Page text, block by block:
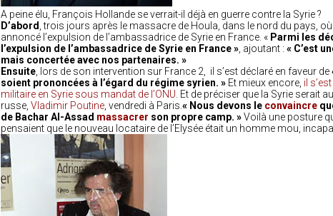
A peine élu, François Hollande se verrait-il déjà en guerre contre la Syrie ?
D’abord , trois jours après le massacre de Houla, dans le nord du pays,
annoncé l’expulsion de l’ambassadrice de Syrie en France. « Parmi les
l’expulsion de l’ambassadrice de Syrie en France » , ajoutant : « C’est
mais concertée avec nos partenaires. »
Ensuite , lors de son intervention sur France 2, il s’est déclaré en faveur de
soient prononcées à l’égard du régime syrien. » Et mieux encore, il
militaire en Syrie sous mandat de l’ONU . Et de préciser que la Syrie serait
russe, Vladimir Poutine , vendredi à Paris. « Nous devons le convaincre
de Bachar Al-Assad massacrer son propre camp. »Voilà une posture
pensaient que le nouveau locataire de l’Elysée était un homme mou,